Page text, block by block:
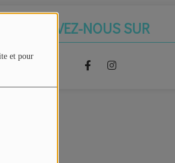
et pour
RETROUVEZ-NOUS SUR